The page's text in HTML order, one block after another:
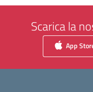
Scarica la
App